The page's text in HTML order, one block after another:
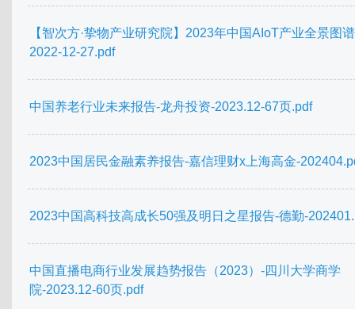
【智次方·挚物产业研究院】2023年中国AIoT产业全景图
2022-12-27.pdf
中国养老行业未来报告-龙舟投资-2023.12-67页.pdf
2023中国居民金融素养报告-嘉信理财x上海高金-
2023中国高科技高成长50强及明日之星报告-德勤-
中国直播电商行业发展趋势报告（2023）-四川大学商学
院-2023.12-60页.pdf